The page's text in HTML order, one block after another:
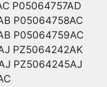
P05064757AD
P05064758AC
P05064759AC
PZ5064242AK
PZ5064245AJ